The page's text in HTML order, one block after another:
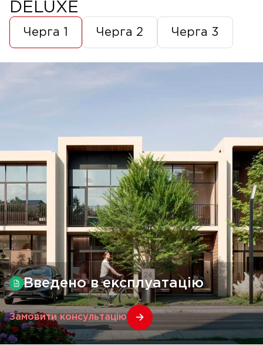
DELUXE
Черга 1 Черга 2 Черга 3
Введено в експлуатацію
Замовити консультацію